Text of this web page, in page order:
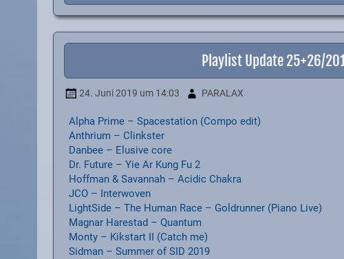
Playlist Update 25+26/
24. Juni 2019 um 14:03 PARALAX
Alpha Prime – Spacestation (Compo edit)
Anthrium – Clinkster
Danbee – Elusive core
Dr. Future – Yie Ar Kung Fu 2
Hoffman & Savannah – Acidic Chakra
JCO – Interwoven
LightSide – The Human Race – Goldrunner (Piano Live)
Magnar Harestad – Quantum
Monty – Kikstart II (Catch me)
Sidman – Summer of SID 2019